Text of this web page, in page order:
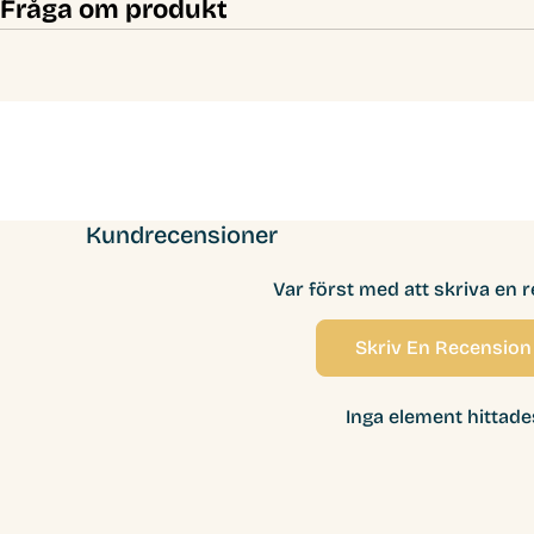
Fråga om produkt
Kundrecensioner
Var först med att skriva en
Skriv En Recension
Inga element